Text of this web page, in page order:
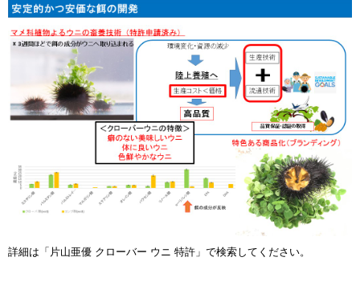
詳細は「片山亜優 クローバー ウニ 特許」で検索してください。